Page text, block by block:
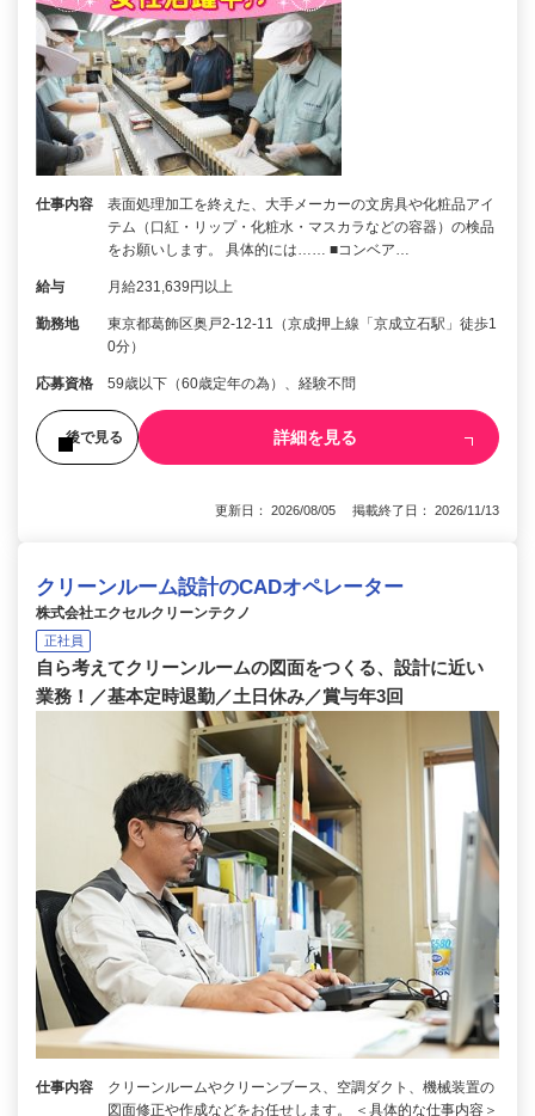
仕事内容
表面処理加工を終えた、大手メーカーの文房具や化粧品アイ
テム（口紅・リップ・化粧水・マスカラなどの容器）の検品
をお願いします。 具体的には…… ■コンベア…
給与 月給231,639円以上
勤務地
東京都葛飾区奥戸2-12-11（京成押上線「京成立石駅」徒歩1
0分）
応募資格 59歳以下（60歳定年の為）、経験不問
後で見る 詳細を見る
更新日： 2026/08/05 掲載終了日： 2026/11/13
クリーンルーム設計のCADオペレーター
株式会社エクセルクリーンテクノ
正社員
自ら考えてクリーンルームの図面をつくる、設計に近い
業務！／基本定時退勤／土日休み／賞与年3回
仕事内容
クリーンルームやクリーンブース、空調ダクト、機械装置の
図面修正や作成などをお任せします。 ＜具体的な仕事内容＞